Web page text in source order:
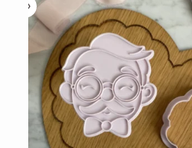
stronie
produktu